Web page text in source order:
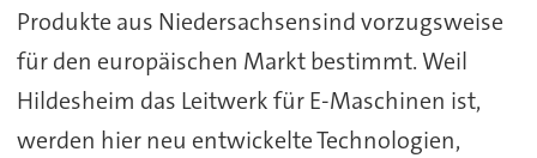
Produkte aus Niedersachsensind vorzugsweise
für den europäischen Markt bestimmt. Weil
Hildesheim das Leitwerk für E-Maschinen ist,
werden hier neu entwickelte Technologien,